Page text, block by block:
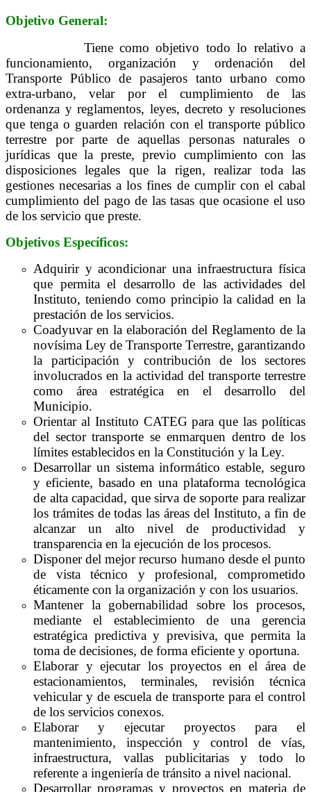
Objetivo General:
Tiene como objetivo todo lo relativo a
funcionamiento, organización y ordenación del
Transporte Público de pasajeros tanto urbano como
extra-urbano, velar por el cumplimiento de las
ordenanza y reglamentos, leyes, decreto y resoluciones
que tenga o guarden relación con el transporte público
terrestre por parte de aquellas personas naturales o
jurídicas que la preste, previo cumplimiento con las
disposiciones legales que la rigen, realizar toda las
gestiones necesarias a los fines de cumplir con el cabal
cumplimiento del pago de las tasas que ocasione el uso
de los servicio que preste.
Objetivos Específicos:
Adquirir y acondicionar una infraestructura física
que permita el desarrollo de las actividades del
Instituto, teniendo como principio la calidad en la
prestación de los servicios.
Coadyuvar en la elaboración del Reglamento de la
novísima Ley de Transporte Terrestre, garantizando
la participación y contribución de los sectores
involucrados en la actividad del transporte terrestre
como área estratégica en el desarrollo del
Municipio.
Orientar al Instituto CATEG para que las políticas
del sector transporte se enmarquen dentro de los
límites establecidos en la Constitución y la Ley.
Desarrollar un sistema informático estable, seguro
y eficiente, basado en una plataforma tecnológica
de alta capacidad, que sirva de soporte para realizar
los trámites de todas las áreas del Instituto, a fin de
alcanzar un alto nivel de productividad y
transparencia en la ejecución de los procesos.
Disponer del mejor recurso humano desde el punto
de vista técnico y profesional, comprometido
éticamente con la organización y con los usuarios.
Mantener la gobernabilidad sobre los procesos,
mediante el establecimiento de una gerencia
estratégica predictiva y previsiva, que permita la
toma de decisiones, de forma eficiente y oportuna.
Elaborar y ejecutar los proyectos en el área de
estacionamientos, terminales, revisión técnica
vehicular y de escuela de transporte para el control
de los servicios conexos.
Elaborar y ejecutar proyectos para el
mantenimiento, inspección y control de vías,
infraestructura, vallas publicitarias y todo lo
referente a ingeniería de tránsito a nivel nacional.
Desarrollar programas y proyectos en materia de